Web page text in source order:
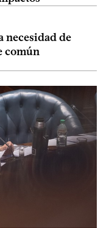
necesidad de
común